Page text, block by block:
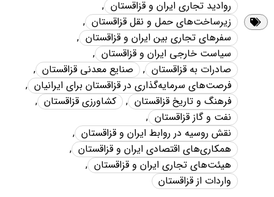
روادید تجاری ایران و قزاقستان ,
زیرساخت‌های حمل و نقل قزاقستان ,
سفرهای تجاری بین ایران و قزاقستان ,
سیاست خارجی ایران و قزاقستان ,
صادرات به قزاقستان , صنایع معدنی قزاقستان ,
فرصت‌های سرمایه‌گذاری در قزاقستان برای ایرانیان ,
فرهنگ و تاریخ قزاقستان , کشاورزی قزاقستان ,
نفت و گاز قزاقستان ,
نقش روسیه در روابط ایران و قزاقستان ,
همکاری‌های اقتصادی ایران و قزاقستان ,
هیئت‌های تجاری ایران و قزاقستان ,
واردات از قزاقستان